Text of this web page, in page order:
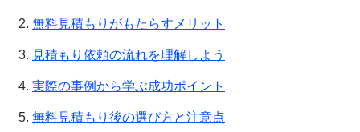
無料見積もりがもたらすメリット
見積もり依頼の流れを理解しよう
実際の事例から学ぶ成功ポイント
無料見積もり後の選び方と注意点